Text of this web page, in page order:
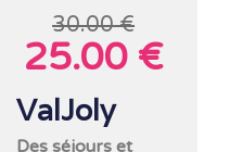
30.00 €
25.00 €
ValJoly
Des séjours et